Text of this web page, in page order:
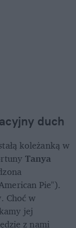
duch
koleżanką w
Tanya
Pie").
Choć w
jej
z nami